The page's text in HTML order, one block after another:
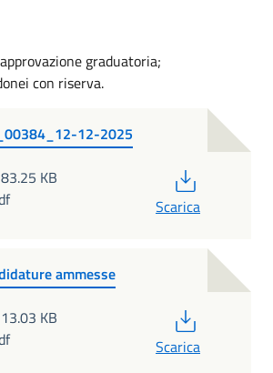
graduatoria;
con riserva.
12-2025
KB
Scarica
ammesse
KB
Scarica